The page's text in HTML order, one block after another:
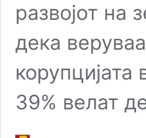
развојот на
дека
39% велат